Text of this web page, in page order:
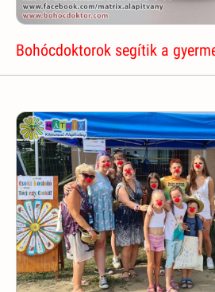
Bohócdoktorok segítik a